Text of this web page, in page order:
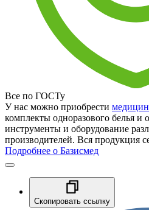
Все по ГОСТу
У нас можно приобрести
комплекты одноразового белья
инструменты и оборудование
производителей. Вся продукция
Подробнее о Базисмед
Скопировать ссылку